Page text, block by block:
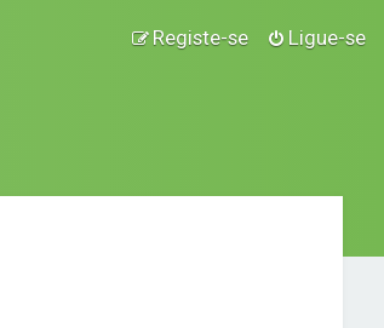
Ligue-se
Registe-se